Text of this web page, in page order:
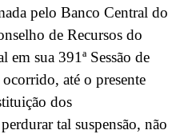
pelo Banco Central do
de Recursos do
em sua 391ª Sessão de
até o presente
dos
tal suspensão, não